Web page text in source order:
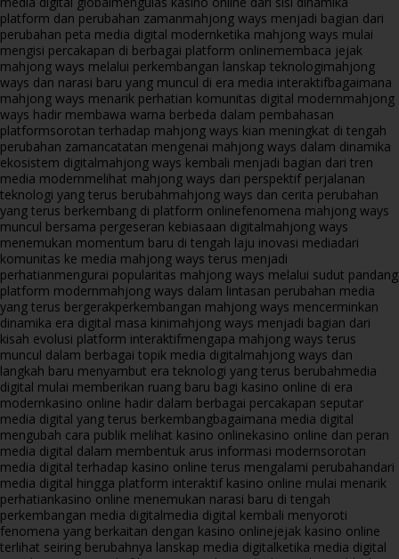
platform dan perubahan zamanmahjong ways menjadi bagian dari
perubahan peta media digital modernketika mahjong ways mulai
mengisi percakapan di berbagai platform onlinemembaca jejak
mahjong ways melalui perkembangan lanskap teknologimahjong
ways dan narasi baru yang muncul di era media interaktifbagaimana
mahjong ways menarik perhatian komunitas digital modernmahjong
ways hadir membawa warna berbeda dalam pembahasan
platformsorotan terhadap mahjong ways kian meningkat di tengah
perubahan zamancatatan mengenai mahjong ways dalam dinamika
ekosistem digitalmahjong ways kembali menjadi bagian dari tren
media modernmelihat mahjong ways dari perspektif perjalanan
teknologi yang terus berubahmahjong ways dan cerita perubahan
yang terus berkembang di platform onlinefenomena mahjong ways
muncul bersama pergeseran kebiasaan digitalmahjong ways
menemukan momentum baru di tengah laju inovasi mediadari
komunitas ke media mahjong ways terus menjadi
perhatianmengurai popularitas mahjong ways melalui sudut pandang
platform modernmahjong ways dalam lintasan perubahan media
yang terus bergerakperkembangan mahjong ways mencerminkan
dinamika era digital masa kinimahjong ways menjadi bagian dari
kisah evolusi platform interaktifmengapa mahjong ways terus
muncul dalam berbagai topik media digitalmahjong ways dan
langkah baru menyambut era teknologi yang terus berubahmedia
digital mulai memberikan ruang baru bagi kasino online di era
modernkasino online hadir dalam berbagai percakapan seputar
media digital yang terus berkembangbagaimana media digital
mengubah cara publik melihat kasino onlinekasino online dan peran
media digital dalam membentuk arus informasi modernsorotan
media digital terhadap kasino online terus mengalami perubahandari
media digital hingga platform interaktif kasino online mulai menarik
perhatiankasino online menemukan narasi baru di tengah
perkembangan media digitalmedia digital kembali menyoroti
fenomena yang berkaitan dengan kasino onlinejejak kasino online
terlihat seiring berubahnya lanskap media digitalketika media digital